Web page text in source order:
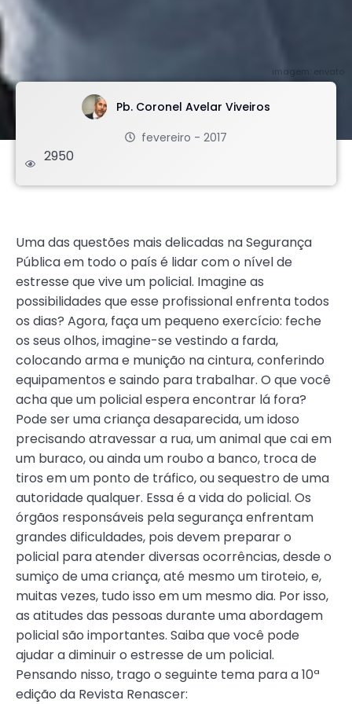
imagem: envato
Pb. Coronel Avelar Viveiros
fevereiro - 2017
2950
Uma das questões mais delicadas na Segurança
Pública em todo o país é lidar com o nível de
estresse que vive um policial. Imagine as
possibilidades que esse profissional enfrenta todos
os dias? Agora, faça um pequeno exercício: feche
os seus olhos, imagine-se vestindo a farda,
colocando arma e munição na cintura, conferindo
equipamentos e saindo para trabalhar. O que você
acha que um policial espera encontrar lá fora?
Pode ser uma criança desaparecida, um idoso
precisando atravessar a rua, um animal que cai em
um buraco, ou ainda um roubo a banco, troca de
tiros em um ponto de tráfico, ou sequestro de uma
autoridade qualquer. Essa é a vida do policial. Os
órgãos responsáveis pela segurança enfrentam
grandes dificuldades, pois devem preparar o
policial para atender diversas ocorrências, desde o
sumiço de uma criança, até mesmo um tiroteio, e,
muitas vezes, tudo isso em um mesmo dia. Por isso,
as atitudes das pessoas durante uma abordagem
policial são importantes. Saiba que você pode
ajudar a diminuir o estresse de um policial.
Pensando nisso, trago o seguinte tema para a 10ª
edição da Revista Renascer: